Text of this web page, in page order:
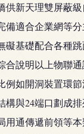
新天理雙屏蔽
適合企業網等
基礎配合各種
說明以上物聯
如開洞裝置環
與24端口劃成
通傳遞前領等